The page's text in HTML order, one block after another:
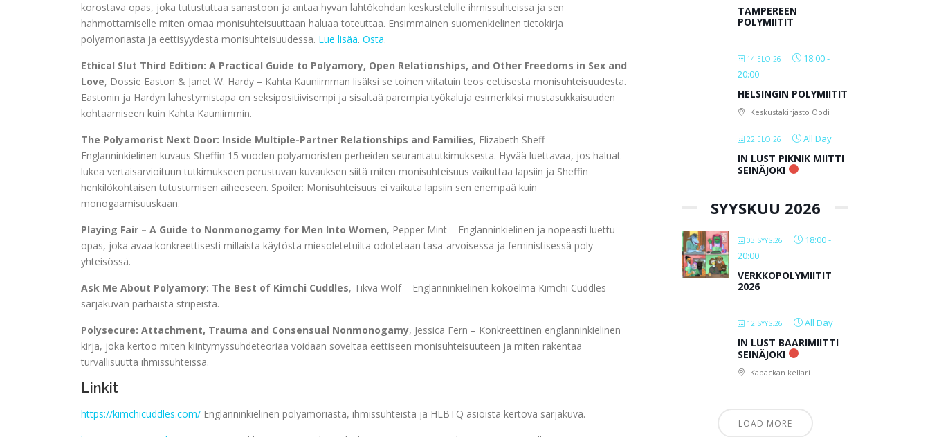
korostava opas, joka tutustuttaa sanastoon ja antaa hyvän lähtökohdan keskustelulle ihmissuhteissa ja sen
hahmottamiselle miten omaa monisuhteisuuttaan haluaa toteuttaa. Ensimmäinen suomenkielinen tietokirja
polyamoriasta ja eettisyydestä monisuhteisuudessa. Lue lisää. Osta.
Ethical Slut Third Edition: A Practical Guide to Polyamory, Open Relationships, and Other Freedoms in Sex and
Love, Dossie Easton & Janet W. Hardy – Kahta Kauniimman lisäksi se toinen viitatuin teos eettisestä monisuhteisuudesta.
Eastonin ja Hardyn lähestymistapa on seksipositiivisempi ja sisältää parempia työkaluja esimerkiksi mustasukkaisuuden
kohtaamiseen kuin Kahta Kauniimmin.
The Polyamorist Next Door: Inside Multiple-Partner Relationships and Families, Elizabeth Sheff –
Englanninkielinen kuvaus Sheffin 15 vuoden polyamoristen perheiden seurantatutkimuksesta. Hyvää luettavaa, jos haluat
lukea vertaisarvioituun tutkimukseen perustuvan kuvauksen siitä miten monisuhteisuus vaikuttaa lapsiin ja Sheffin
henkilökohtaisen tutustumisen aiheeseen. Spoiler: Monisuhteisuus ei vaikuta lapsiin sen enempää kuin
monogaamisuuskaan.
Playing Fair – A Guide to Nonmonogamy for Men Into Women, Pepper Mint – Englanninkielinen ja nopeasti luettu
opas, joka avaa konkreettisesti millaista käytöstä miesoletetuilta odotetaan tasa-arvoisessa ja feministisessä poly-
yhteisössä.
Ask Me About Polyamory: The Best of Kimchi Cuddles, Tikva Wolf – Englanninkielinen kokoelma Kimchi Cuddles-
sarjakuvan parhaista stripeistä.
Polysecure: Attachment, Trauma and Consensual Nonmonogamy, Jessica Fern – Konkreettinen englanninkielinen
kirja, joka kertoo miten kiintymyssuhdeteoriaa voidaan soveltaa eettiseen monisuhteisuuteen ja miten rakentaa
turvallisuutta ihmissuhteissa.
Linkit
https://kimchicuddles.com/ Englanninkielinen polyamoriasta, ihmissuhteista ja HLBTQ asioista kertova sarjakuva.
TAMPEREEN
POLYMIITIT
14.ELO.26 18:00-
20:00
HELSINGIN POLYMIITIT
Keskustakirjasto Oodi
22.ELO.26 All Day
IN LUST PIKNIK MIITTI
SEINÄJOKI
SYYSKUU 2026
03.SYYS.26 18:00-
20:00
VERKKOPOLYMIITIT
2026
12.SYYS.26 All Day
IN LUST BAARIMIITTI
SEINÄJOKI
Kabackan kellari
LOAD MORE